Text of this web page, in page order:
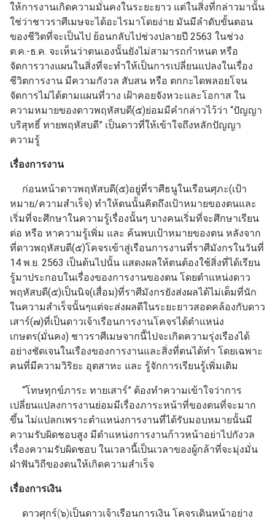
ให้การงานเกิดความมั่นคงในระยะยาว แต่ในสิ่งที่กล่าวมานั้น
ใช่ว่าชาวราศีเมษจะได้อะไรมาโดยง่าย มันมีลำดับขั้นตอน
ของชีวิตที่จะเป็นไป ย้อนกลับไปช่วงปลายปี 2563 ในช่วง
ต.ค.-ธ.ค. จะเห็นว่าตนเองนั้นยังไม่สามารถกำหนด หรือ
จัดการวางแผนในสิ่งที่จะทำให้เป็นการเปลี่ยนแปลงในเรื่อง
ชีวิตการงาน มีความกังวล สับสน หรือ ตกกะไดพลอยโจน
จัดการไม่ได้ตามแผนที่วาง เฝ้าคอยจังหวะและโอกาส ใน
ความหมายของดาวพฤหัสบดี(๕)ย่อมมีคำกล่าวไว้ว่า “ปัญญา
บริสุทธิ์ ทายพฤหัสบดี” เป็นดาวที่ให้เข้าใจถึงหลักปัญญา
ความรู้
เรื่องการงาน
ก่อนหน้าดาวพฤหัสบดี(๕)อยู่ที่ราศีธนูในเรือนศุภะ(เป้า
หมาย/ความสำเร็จ) ทำให้ตนนั้นคิดถึงเป้าหมายของตนและ
เริ่มที่จะศึกษาในความรู้เรื่องนั้นๆ บางคนเริ่มที่จะศึกษาเรียน
ต่อ หรือ หาความรู้เพิ่ม และ ค้นพบเป้าหมายของตน หลังจาก
ที่ดาวพฤหัสบดี(๕)โคจรเข้าสู่เรือนการงานที่ราศีมังกรในวันที่
14 พ.ย. 2563 เป็นต้นไปนั้น แสดงผลให้ตนต้องใช้สิ่งที่ได้เรียน
รู้มาประกอบในเรื่องของการงานของตน โดยตำแหน่งดาว
พฤหัสบดี(๕)เป็นนิจ(เสื่อม)ที่ราศีมังกรยังส่งผลได้ไม่เต็มที่นัก
ในความสำเร็จนั้นๆแต่จะส่งผลดีในระยะยาวสอดคล้องกับดาว
เสาร์(๗)ที่เป็นดาวเจ้าเรือนการงานโคจรได้ตำแหน่ง
เกษตร(มั่นคง) ชาวราศีเมษจากนี้ไปจะเกิดความรุ่งเรืองได้
อย่างชัดเจนในเรืองของการงานและสิ่งที่ตนได้ทำ โดยเฉพาะ
คนที่มีความวิริยะ อุตสาหะ และ รู้จักการเรียนรู้เพิ่มเติม
“โทษทุกข์ภาระ ทายเสาร์” ต้องทำความเข้าใจว่าการ
เปลี่ยนแปลงการงานย่อมมีเรื่องภาระหน้าที่ของตนที่จะมาก
ขึ้น ไม่แปลกเพราะตำแหน่งการงานที่ได้รับมอบหมายนั้นมี
ความรับผิดชอบสูง มีตำแหน่งการงานก้าวหน้าอย่าไปกังวล
เรื่องความรับผิดชอบ ในเวลานี้เป็นเวลาของผู้กล้าที่จะมุ่งมั่น
ฝ่าฟันวิถีของตนให้เกิดความสำเร็จ
เรื่องการเงิน
ดาวศุกร์(๖)เป็นดาวเจ้าเรือนการเงิน โคจรเดินหน้าอย่าง